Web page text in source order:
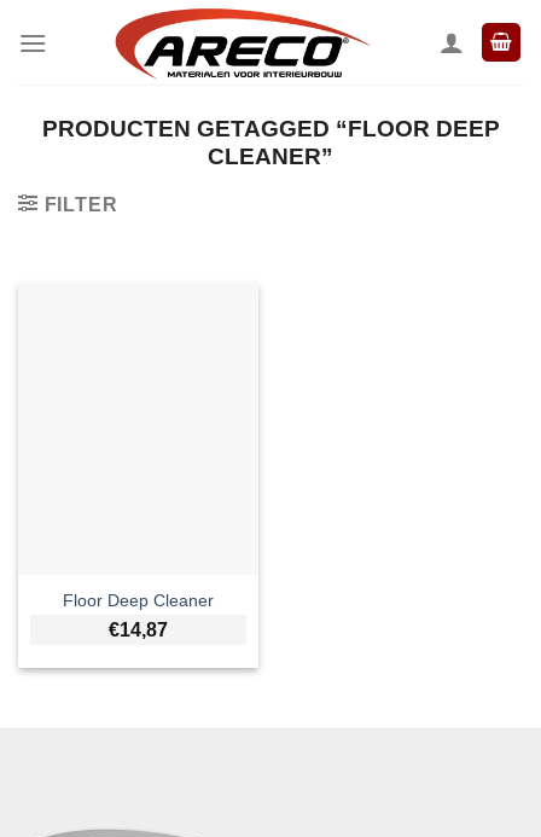
naar
PRODUCTEN GETAGGED “FLOOR DEEP
CLEANER”
FILTER
Floor Deep Cleaner
€14,87